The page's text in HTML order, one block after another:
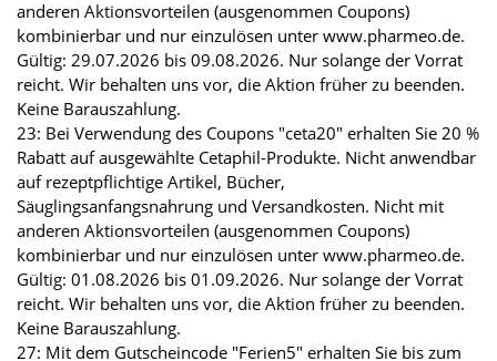
anderen Aktionsvorteilen (ausgenommen Coupons)
kombinierbar und nur einzulösen unter www.pharmeo.de.
Gültig: 29.07.2026 bis 09.08.2026. Nur solange der Vorrat
reicht. Wir behalten uns vor, die Aktion früher zu beenden.
Keine Barauszahlung.
23: Bei Verwendung des Coupons "ceta20" erhalten Sie 20 %
Rabatt auf ausgewählte Cetaphil-Produkte. Nicht anwendbar
auf rezeptpflichtige Artikel, Bücher,
Säuglingsanfangsnahrung und Versandkosten. Nicht mit
anderen Aktionsvorteilen (ausgenommen Coupons)
kombinierbar und nur einzulösen unter www.pharmeo.de.
Gültig: 01.08.2026 bis 01.09.2026. Nur solange der Vorrat
reicht. Wir behalten uns vor, die Aktion früher zu beenden.
Keine Barauszahlung.
27: Mit dem Gutscheincode "Ferien5" erhalten Sie bis zum